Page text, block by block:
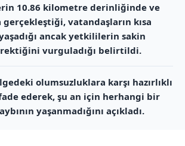
10.86 kilometre derinliğinde ve
gerçekleştiği, vatandaşların kısa
ancak yetkililerin sakin
vurguladığı belirtildi.
olumsuzluklara karşı hazırlıklı
ederek, şu an için herhangi bir
yaşanmadığını açıkladı.